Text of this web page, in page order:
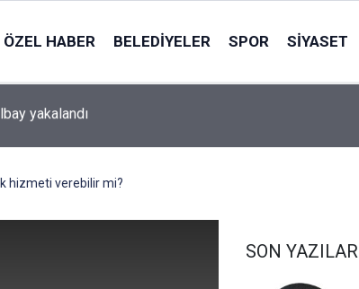
ÖZEL HABER BELEDIYELER SPOR SIYASET
duruşmada ağırlaştırılmış müebbet
hizmeti verebilir mi?
SON YAZILAR